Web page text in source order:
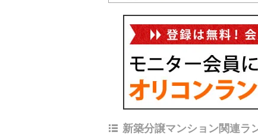
新築分譲マンション関連ラ